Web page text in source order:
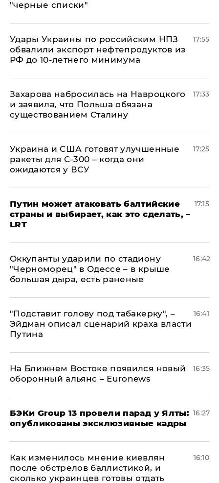
"черные списки"
Удары Украины по российским НПЗ
обвалили экспорт нефтепродуктов из
РФ до 10-летнего минимума
17:55
​Захарова набросилась на Навроцкого
и заявила, что Польша обязана
существованием Сталину
17:33
Украина и США готовят улучшенные
ракеты для С-300 – когда они
ожидаются у ВСУ
17:25
Путин может атаковать балтийские
страны и выбирает, как это сделать, –
LRT
17:15
Оккупанты ударили по стадиону
"Черноморец" в Одессе – в крыше
большая дыра, есть раненые
16:42
​"Подставит голову под табакерку", –
Эйдман описал сценарий краха власти
Путина
16:41
На Ближнем Востоке появился новый
оборонный альянс – Euronews
16:35
​БЭКи Group 13 провели парад у Ялты:
опубликованы эксклюзивные кадры
16:27
Как изменилось мнение киевлян
после обстрелов баллистикой, и
сколько украинцев готовы отдать
16:10